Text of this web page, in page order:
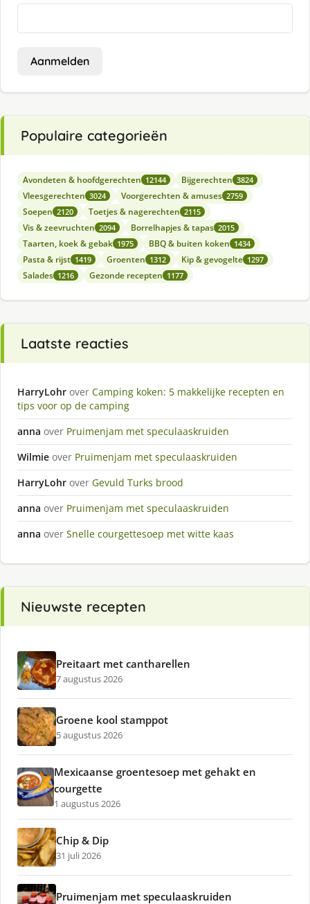
Aanmelden
Populaire categorieën
Avondeten & hoofdgerechten 12144 Bijgerechten 3824
Vleesgerechten 3024 Voorgerechten & amuses 2759
Soepen 2120 Toetjes & nagerechten 2115
Vis & zeevruchten 2094 Borrelhapjes & tapas 2015
Taarten, koek & gebak 1975 BBQ & buiten koken 1434
Pasta & rijst 1419 Groenten 1312 Kip & gevogelte 1297
Salades 1216 Gezonde recepten 1177
Laatste reacties
HarryLohr over Camping koken: 5 makkelijke recepten en
tips voor op de camping
anna over Pruimenjam met speculaaskruiden
Wilmie over Pruimenjam met speculaaskruiden
HarryLohr over Gevuld Turks brood
anna over Pruimenjam met speculaaskruiden
anna over Snelle courgettesoep met witte kaas
Nieuwste recepten
Preitaart met cantharellen
7 augustus 2026
Groene kool stamppot
5 augustus 2026
Mexicaanse groentesoep met gehakt en
courgette
1 augustus 2026
Chip & Dip
31 juli 2026
Pruimenjam met speculaaskruiden